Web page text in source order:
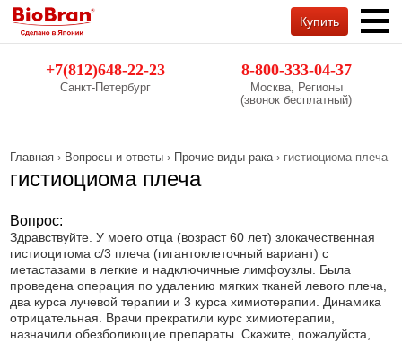
+7(812)648-22-23
Санкт-Петербург
8-800-333-04-37
Москва, Регионы
(звонок бесплатный)
Купить
Главная › Вопросы и ответы › Прочие виды рака› гистиоциома плеча
гистиоциома плеча
Вопрос:
Здравствуйте. У моего отца (возраст 60 лет) злокачественная
гистиоцитома с/3 плеча (гигантоклеточный вариант) с
метастазами в легкие и надключичные лимфоузлы. Была
проведена операция по удалению мягких тканей левого плеча,
два курса лучевой терапии и 3 курса химиотерапии. Динамика
отрицательная. Врачи прекратили курс химиотерапии,
назначили обезболиющие препараты. Скажите, пожалуйста,